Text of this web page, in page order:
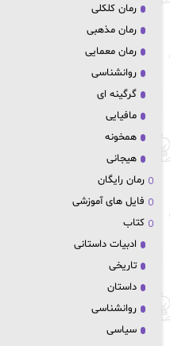
رمان کلکلی
رمان مذهبی
رمان معمایی
روانشناسی
گرگینه ای
مافیایی
همخونه
هیجانی
رمان رایگان
فایل های آموزشی
کتاب
ادبیات داستانی
تاریخی
داستان
روانشناسی
سیاسی